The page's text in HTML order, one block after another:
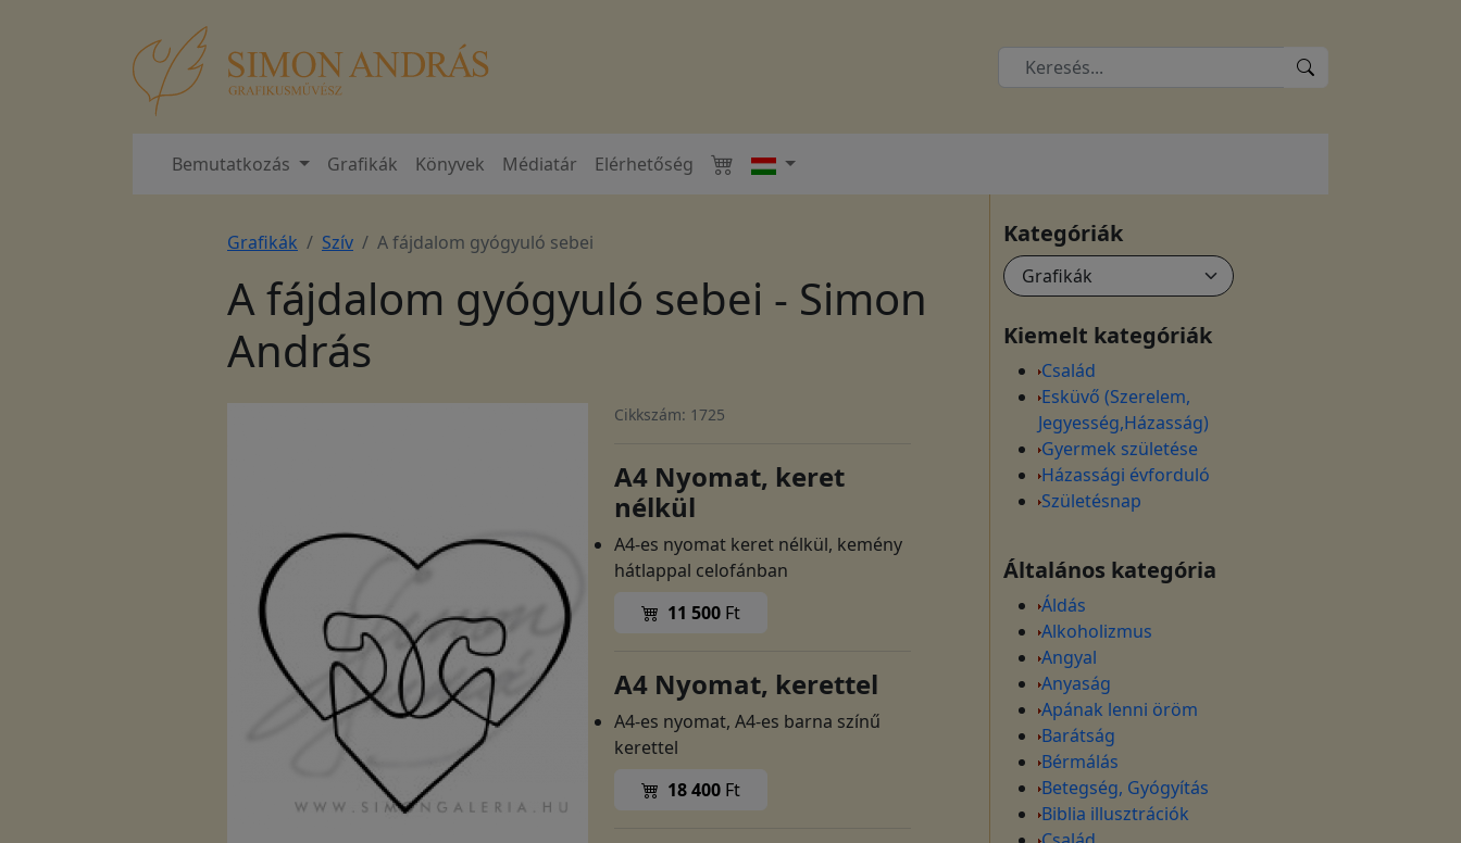
Bemutatkozás Grafikák Könyvek Médiatár Elérhetőség
Grafikák Szív A fájdalom gyógyuló sebei
A fájdalom gyógyuló sebei - Simon
András
Cikkszám: 1725
A4 Nyomat, keret
nélkül
A4-es nyomat keret nélkül, kemény
hátlappal celofánban
11 500 Ft
A4 Nyomat, kerettel
A4-es nyomat, A4-es barna színű
kerettel
18 400 Ft
Kategóriák
Kiemelt kategóriák
Család
Esküvő (Szerelem,
Jegyesség,Házasság)
Gyermek születése
Házassági évforduló
Születésnap
Általános kategória
Áldás
Alkoholizmus
Angyal
Anyaság
Apának lenni öröm
Barátság
Bérmálás
Betegség, Gyógyítás
Biblia illusztrációk